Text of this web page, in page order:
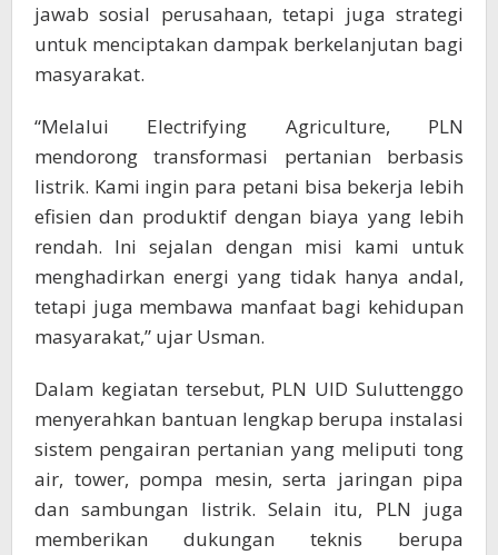
jawab sosial perusahaan, tetapi juga strategi
untuk menciptakan dampak berkelanjutan bagi
masyarakat.
“Melalui Electrifying Agriculture, PLN
mendorong transformasi pertanian berbasis
listrik. Kami ingin para petani bisa bekerja lebih
efisien dan produktif dengan biaya yang lebih
rendah. Ini sejalan dengan misi kami untuk
menghadirkan energi yang tidak hanya andal,
tetapi juga membawa manfaat bagi kehidupan
masyarakat,” ujar Usman.
Dalam kegiatan tersebut, PLN UID Suluttenggo
menyerahkan bantuan lengkap berupa instalasi
sistem pengairan pertanian yang meliputi tong
air, tower, pompa mesin, serta jaringan pipa
dan sambungan listrik. Selain itu, PLN juga
memberikan dukungan teknis berupa